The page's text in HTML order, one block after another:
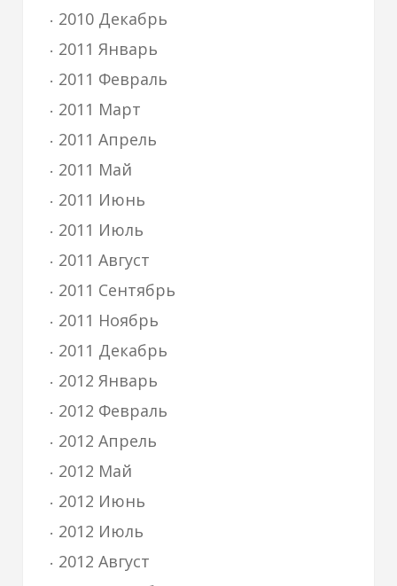
2010 Декабрь
2011 Январь
2011 Февраль
2011 Март
2011 Апрель
2011 Май
2011 Июнь
2011 Июль
2011 Август
2011 Сентябрь
2011 Ноябрь
2011 Декабрь
2012 Январь
2012 Февраль
2012 Апрель
2012 Май
2012 Июнь
2012 Июль
2012 Август